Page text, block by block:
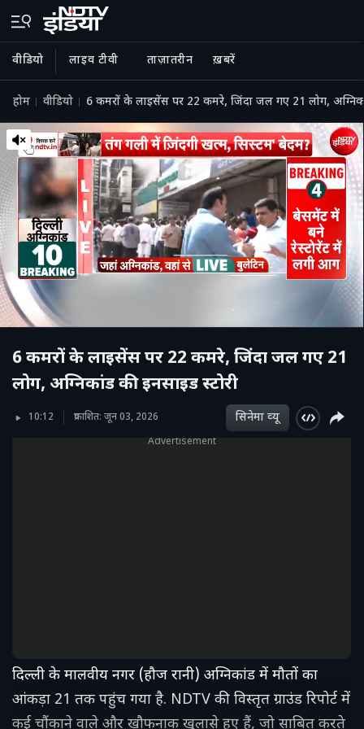
वीडियो लाइव टीवी ताज़ातरीन ख़बरें
होम वीडियो 6 कमरों के लाइसेंस पर 22 कमरे, जिंदा जल गए 21 लोग,
6 कमरों के लाइसेंस पर 22 कमरे, जिंदा जल गए 21
लोग, अग्निकांड की इनसाइड स्टोरी
10:12 प्रकाशित: जून 03, 2026 सिनेमा व्‍यू
Advertisement
दिल्ली के मालवीय नगर (हौज रानी) अग्निकांड में मौतों का
आंकड़ा 21 तक पहुंच गया है. NDTV की विस्तृत ग्राउंड रिपोर्ट में
कई चौंकाने वाले और खौफनाक खुलासे हुए हैं, जो साबित करते